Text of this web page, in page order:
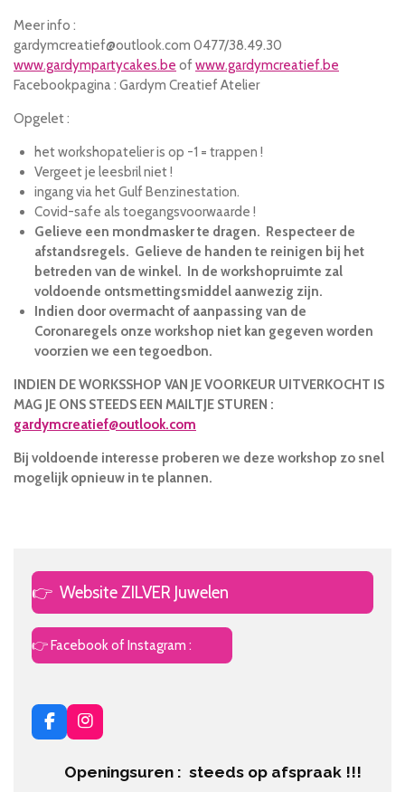
Meer info :
gardymcreatief@outlook.com 0477/38.49.30
www.gardympartycakes.be ofwww.gardymcreatief.be
Facebookpagina : Gardym Creatief Atelier
Opgelet :
het workshopatelier is op -1 = trappen !
Vergeet je leesbril niet !
ingang via het Gulf Benzinestation.
Covid-safe als toegangsvoorwaarde !
Gelieve een mondmasker te dragen. Respecteer de
afstandsregels. Gelieve de handen te reinigen bij het
betreden van de winkel. In de workshopruimte zal
voldoende ontsmettingsmiddel aanwezig zijn.
Indien door overmacht of aanpassing van de
Coronaregels onze workshop niet kan gegeven worden
voorzien we een tegoedbon.
INDIEN DE WORKSSHOP VAN JE VOORKEUR UITVERKOCHT IS
MAG JE ONS STEEDS EEN MAILTJE STUREN :
gardymcreatief@outlook.com
Bij voldoende interesse proberen we deze workshop zo snel
mogelijk opnieuw in te plannen.
👉 Website ZILVER Juwelen
👉 Facebook of Instagram :
F
a
I
n
t
Openingsuren : steeds op afspraak !!!